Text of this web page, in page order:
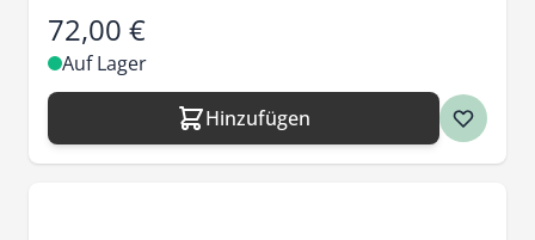
72,00 €
Auf Lager
Hinzufügen